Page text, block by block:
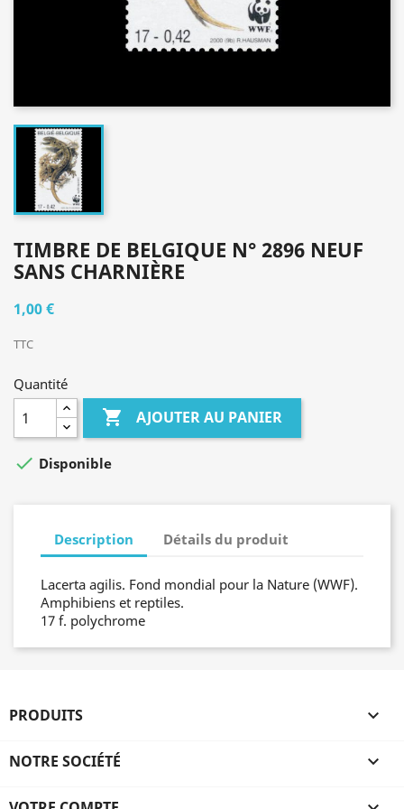
TIMBRE DE BELGIQUE N° 2896 NEUF
SANS CHARNIÈRE
1,00 €
TTC
Quantité
 AJOUTER AU PANIER
 Disponible
Description Détails du produit
Lacerta agilis. Fond mondial pour la Nature (WWF).
Amphibiens et reptiles.
17 f. polychrome
PRODUITS 
NOTRE SOCIÉTÉ 